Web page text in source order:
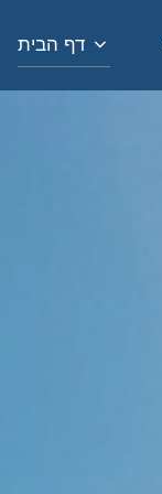
דף הבית